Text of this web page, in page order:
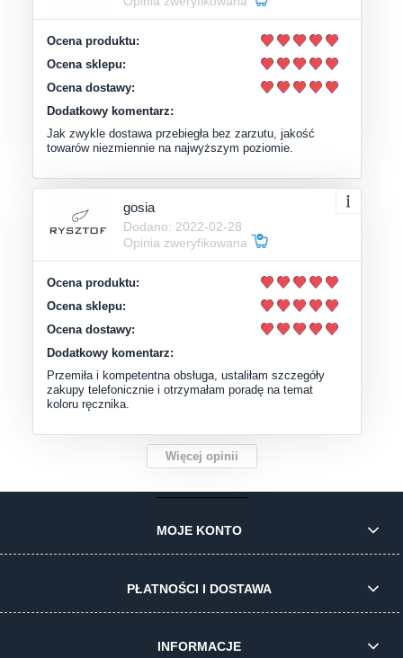
Ocena produktu:
Ocena sklepu:
Ocena dostawy:
Dodatkowy komentarz:
Jak zwykle dostawa przebiegła bez zarzutu, jakość
towarów niezmiennie na najwyższym poziomie.
gosia
Dodano: 2022-02-28
Opinia zweryfikowana
Ocena produktu:
Ocena sklepu:
Ocena dostawy:
Dodatkowy komentarz:
Przemiła i kompetentna obsługa, ustaliłam szczegóły
zakupy telefonicznie i otrzymałam poradę na temat
koloru ręcznika.
Więcej opinii
MOJE KONTO
PŁATNOŚCI I DOSTAWA
INFORMACJE